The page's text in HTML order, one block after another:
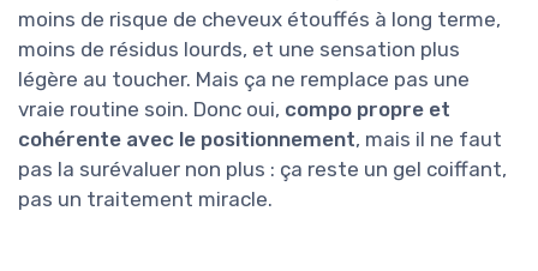
moins de risque de cheveux étouffés à long terme,
moins de résidus lourds, et une sensation plus
légère au toucher. Mais ça ne remplace pas une
vraie routine soin. Donc oui, compo propre et
cohérente avec le positionnement, mais il ne faut
pas la surévaluer non plus : ça reste un gel coiffant,
pas un traitement miracle.